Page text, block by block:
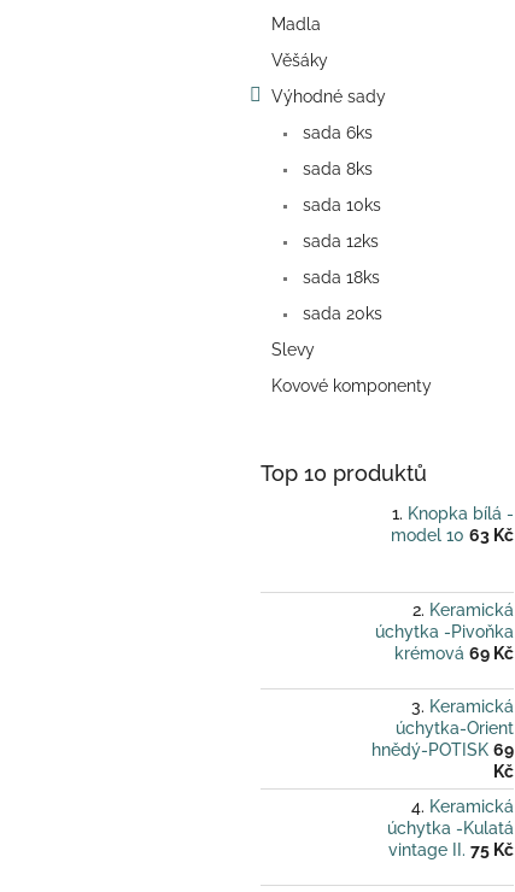
Madla
Věšáky
Výhodné sady
sada 6ks
sada 8ks
sada 10ks
sada 12ks
sada 18ks
sada 20ks
Slevy
Kovové komponenty
Top 10 produktů
Knopka bílá -
model 10 63 Kč
Keramická
úchytka -Pivoňka
krémová 69 Kč
Keramická
úchytka-Orient
hnědý-POTISK 69
Kč
Keramická
úchytka -Kulatá
vintage II. 75 Kč